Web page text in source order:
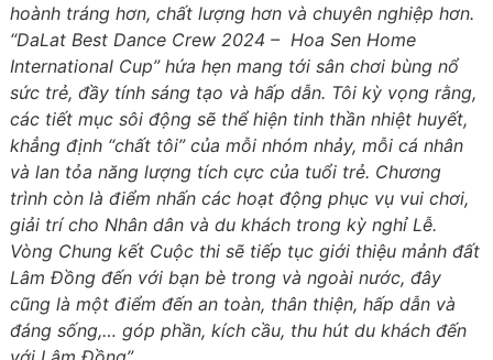
hoành tráng hơn, chất lượng hơn và chuyên nghiệp hơn.
“DaLat Best Dance Crew 2024 – Hoa Sen Home
International Cup” hứa hẹn mang tới sân chơi bùng nổ
sức trẻ, đầy tính sáng tạo và hấp dẫn. Tôi kỳ vọng rằng,
các tiết mục sôi động sẽ thể hiện tinh thần nhiệt huyết,
khẳng định “chất tôi” của mỗi nhóm nhảy, mỗi cá nhân
và lan tỏa năng lượng tích cực của tuổi trẻ. Chương
trình còn là điểm nhấn các hoạt động phục vụ vui chơi,
giải trí cho Nhân dân và du khách trong kỳ nghỉ Lễ.
Vòng Chung kết Cuộc thi sẽ tiếp tục giới thiệu mảnh đất
Lâm Đồng đến với bạn bè trong và ngoài nước, đây
cũng là một điểm đến an toàn, thân thiện, hấp dẫn và
đáng sống,… góp phần, kích cầu, thu hút du khách đến